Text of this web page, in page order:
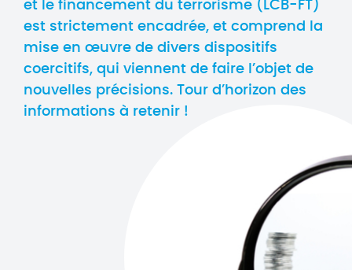
et le financement du terrorisme (LCB-FT)
est strictement encadrée, et comprend la
mise en œuvre de divers dispositifs
coercitifs, qui viennent de faire l’objet de
nouvelles précisions. Tour d’horizon des
informations à retenir !